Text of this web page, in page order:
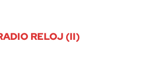
RELOJ (II)